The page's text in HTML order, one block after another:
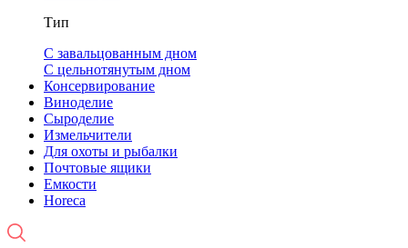
Тип
С завальцованным дном
С цельнотянутым дном
Консервирование
Виноделие
Сыроделие
Измельчители
Для охоты и рыбалки
Почтовые ящики
Емкости
Horeca